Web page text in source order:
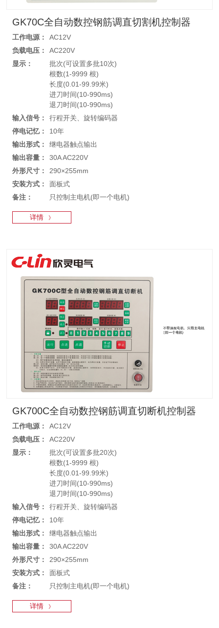
GK70C全自动数控钢筋调直切割机控制器
工作电源：
AC12V
负载电压：
AC220V
显示：
批次(可设置多批10次)
根数(1-9999 根)
长度(0.01-99.99米)
进刀时间(10-990ms)
退刀时间(10-990ms)
输入信号：
行程开关、旋转编码器
停电记忆：
10年
输出形式：
继电器触点输出
输出容量：
30A AC220V
外形尺寸：
290×255mm
安装方式：
面板式
备注：
只控制主电机(即一个电机)
详情 》
GK700C全自动数控钢筋调直切断机控制器
工作电源：
AC12V
负载电压：
AC220V
显示：
批次(可设置多批20次)
根数(1-9999 根)
长度(0.01-99.99米)
进刀时间(10-990ms)
退刀时间(10-990ms)
输入信号：
行程开关、旋转编码器
停电记忆：
10年
输出形式：
继电器触点输出
输出容量：
30A AC220V
外形尺寸：
290×255mm
安装方式：
面板式
备注：
只控制主电机(即一个电机)
详情 》